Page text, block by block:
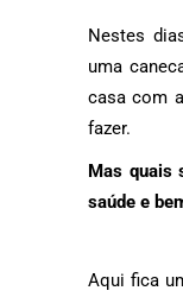
Nestes
uma
casa com
fazer.
Mas quais
saúde e
Aqui fica